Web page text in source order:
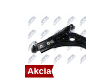
Akcia